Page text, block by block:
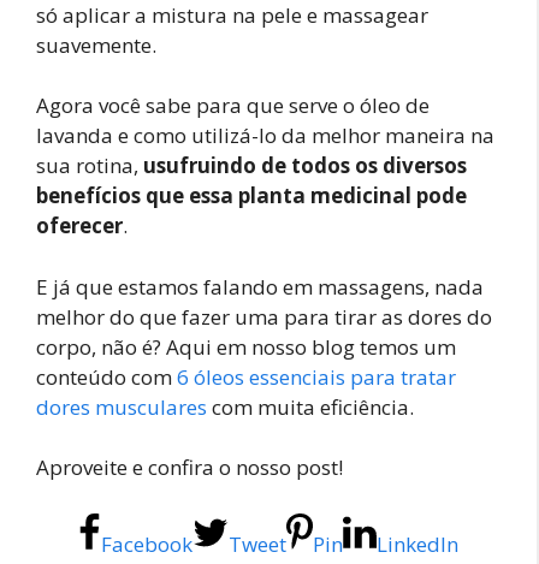
só aplicar a mistura na pele e massagear
suavemente.
Agora você sabe para que serve o óleo de
lavanda e como utilizá-lo da melhor maneira na
sua rotina, usufruindo de todos os diversos
benefícios que essa planta medicinal pode
oferecer.
E já que estamos falando em massagens, nada
melhor do que fazer uma para tirar as dores do
corpo, não é? Aqui em nosso blog temos um
conteúdo com6 óleos essenciais para tratar
dores musculares com muita eficiência.
Aproveite e confira o nosso post!
Facebook Tweet Pin LinkedIn